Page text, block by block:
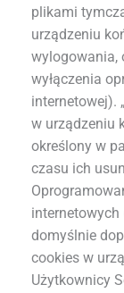
plikami
urządzeniu
wylogowania,
wyłączenia
internetowej).
w urządzeniu
określony w
czasu ich
domyślnie
cookies w
Użytkownicy